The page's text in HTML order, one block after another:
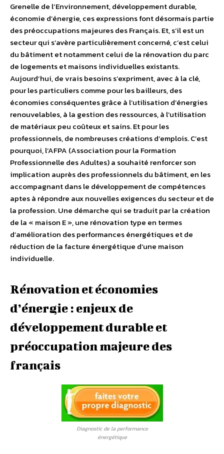
Grenelle de l’Environnement, développement durable,
économie d’énergie, ces expressions font désormais partie
des préoccupations majeures des Français. Et, s’il est un
secteur qui s’avère particulièrement concerné, c’est celui
du bâtiment et notamment celui de la rénovation du parc
de logements et maisons individuelles existants.
Aujourd’hui, de vrais besoins s’expriment, avec à la clé,
pour les particuliers comme pour les bailleurs, des
économies conséquentes grâce à l’utilisation d’énergies
renouvelables, à la gestion des ressources, à l’utilisation
de matériaux peu coûteux et sains. Et pour les
professionnels, de nombreuses créations d’emplois. C’est
pourquoi, l’AFPA (Association pour la Formation
Professionnelle des Adultes) a souhaité renforcer son
implication auprès des professionnels du bâtiment, en les
accompagnant dans le développement de compétences
aptes à répondre aux nouvelles exigences du secteur et de
la profession. Une démarche qui se traduit par la création
de la « maison E », une rénovation type en termes
d’amélioration des performances énergétiques et de
réduction de la facture énergétique d’une maison
individuelle.
Rénovation et économies
d’énergie : enjeux de
développement durable et
préoccupation majeure des
français
Diagnostic de la performance
énergétique